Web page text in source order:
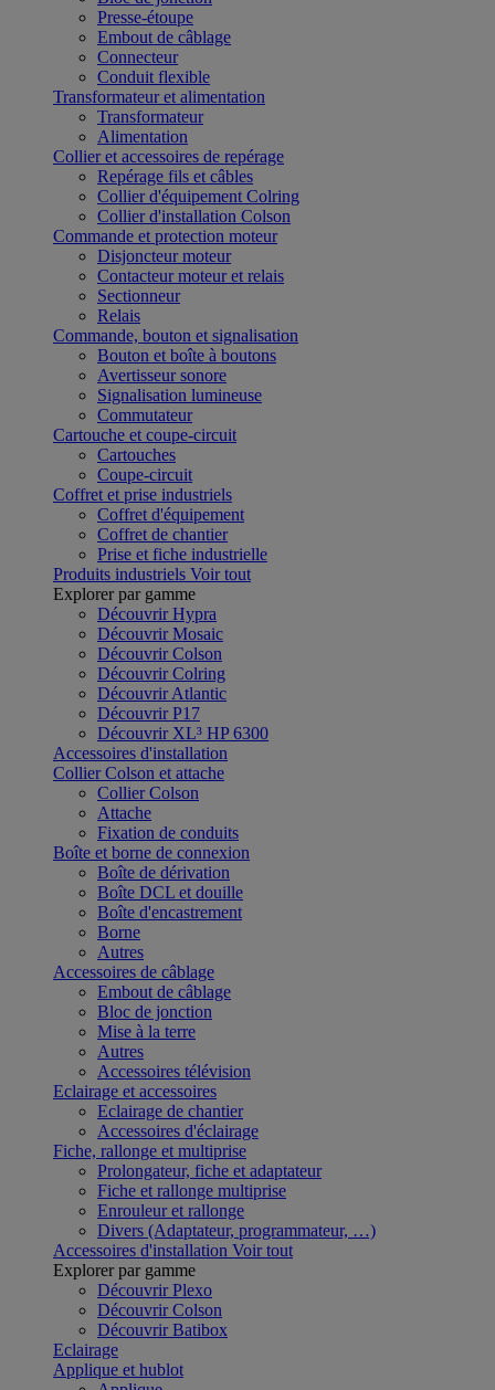
Presse-étoupe
Embout de câblage
Connecteur
Conduit flexible
Transformateur et alimentation
Transformateur
Alimentation
Collier et accessoires de repérage
Repérage fils et câbles
Collier d'équipement Colring
Collier d'installation Colson
Commande et protection moteur
Disjoncteur moteur
Contacteur moteur et relais
Sectionneur
Relais
Commande, bouton et signalisation
Bouton et boîte à boutons
Avertisseur sonore
Signalisation lumineuse
Commutateur
Cartouche et coupe-circuit
Cartouches
Coupe-circuit
Coffret et prise industriels
Coffret d'équipement
Coffret de chantier
Prise et fiche industrielle
Produits industriels Voir tout
Explorer par gamme
Découvrir Hypra
Découvrir Mosaic
Découvrir Colson
Découvrir Colring
Découvrir Atlantic
Découvrir P17
Découvrir XL³ HP 6300
Accessoires d'installation
Collier Colson et attache
Collier Colson
Attache
Fixation de conduits
Boîte et borne de connexion
Boîte de dérivation
Boîte DCL et douille
Boîte d'encastrement
Borne
Autres
Accessoires de câblage
Embout de câblage
Bloc de jonction
Mise à la terre
Autres
Accessoires télévision
Eclairage et accessoires
Eclairage de chantier
Accessoires d'éclairage
Fiche, rallonge et multiprise
Prolongateur, fiche et adaptateur
Fiche et rallonge multiprise
Enrouleur et rallonge
Divers (Adaptateur, programmateur, …)
Accessoires d'installation Voir tout
Explorer par gamme
Découvrir Plexo
Découvrir Colson
Découvrir Batibox
Eclairage
Applique et hublot